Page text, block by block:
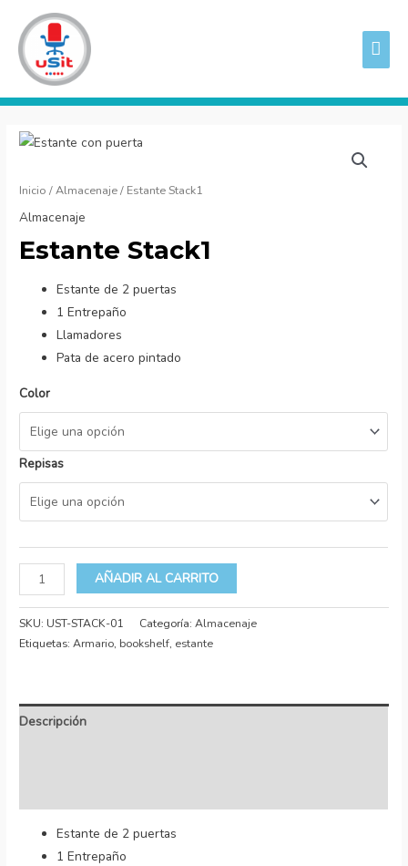
contenido
Inicio /Almacenaje/ Estante Stack1
Almacenaje
Estante Stack1
Estante de 2 puertas
1 Entrepaño
Llamadores
Pata de acero pintado
Color
Repisas
Estante
cantidad
AÑADIR AL CARRITO
SKU: UST-STACK-01 Categoría:Almacenaje
Etiquetas:Armario, bookshelf, estante
Descripción
Estante de 2 puertas
1 Entrepaño